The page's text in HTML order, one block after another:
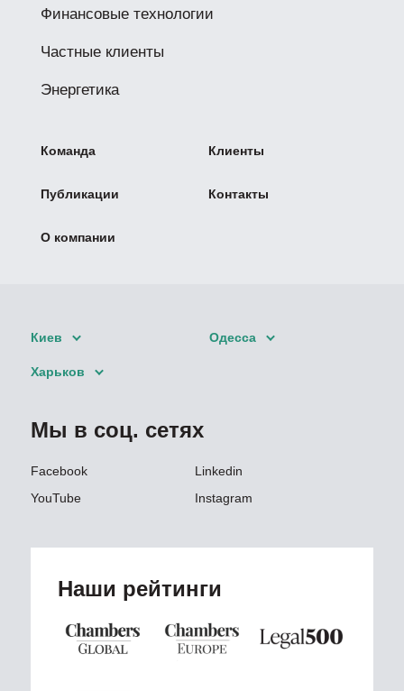
Финансовые технологии
Частные клиенты
Энергетика
Команда Клиенты
Публикации Контакты
О компании
Киев Одесса
Харьков
Мы в соц. сетях
Facebook
Linkedin
YouTube
Instagram
Наши рейтинги